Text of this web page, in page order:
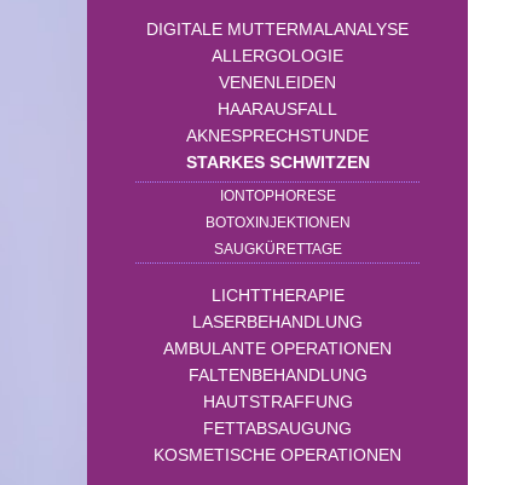
DIGITALE MUTTERMALANALYSE
ALLERGOLOGIE
VENENLEIDEN
HAARAUSFALL
AKNESPRECHSTUNDE
STARKES SCHWITZEN
IONTOPHORESE
BOTOXINJEKTIONEN
SAUGKÜRETTAGE
LICHTTHERAPIE
LASERBEHANDLUNG
AMBULANTE OPERATIONEN
FALTENBEHANDLUNG
HAUTSTRAFFUNG
FETTABSAUGUNG
KOSMETISCHE OPERATIONEN